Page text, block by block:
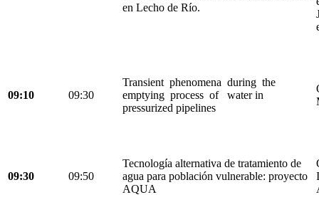
en Lecho de Río.
09:10 09:30
Transient phenomena during the
emptying process of water in
pressurized pipelines
09:30 09:50
Tecnología alternativa de tratamiento de
agua para población vulnerable: proyecto
AQUA